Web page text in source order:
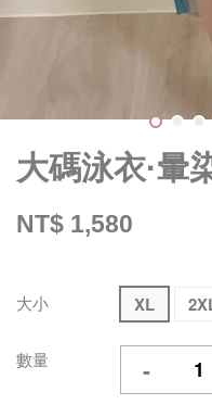
大碼泳衣·暈
NT$ 1,580
大小 XL
數量 -